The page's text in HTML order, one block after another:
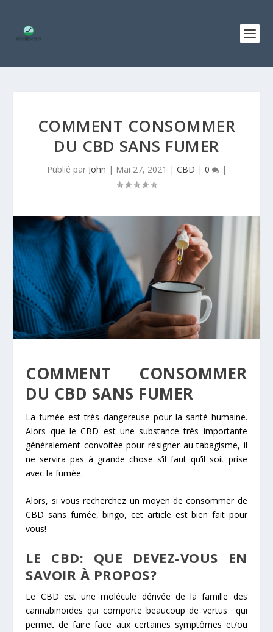
COMMENT CONSOMMER
DU CBD SANS FUMER
Publié par John | Mai 27, 2021 | CBD | 0 |
COMMENT CONSOMMER
DU CBD SANS FUMER
La fumée est très dangereuse pour la santé humaine.
Alors que le CBD est une substance très importante
généralement convoitée pour résigner au tabagisme, il
ne servira pas à grande chose s’il faut qu’il soit prise
avec la fumée.
Alors, si vous recherchez un moyen de consommer de
CBD sans fumée, bingo, cet article est bien fait pour
vous!
LE CBD: QUE DEVEZ-VOUS EN
SAVOIR À PROPOS?
Le CBD est une molécule dérivée de la famille des
cannabinoïdes qui comporte beaucoup de vertus qui
permet de faire face aux certaines symptômes et/ou